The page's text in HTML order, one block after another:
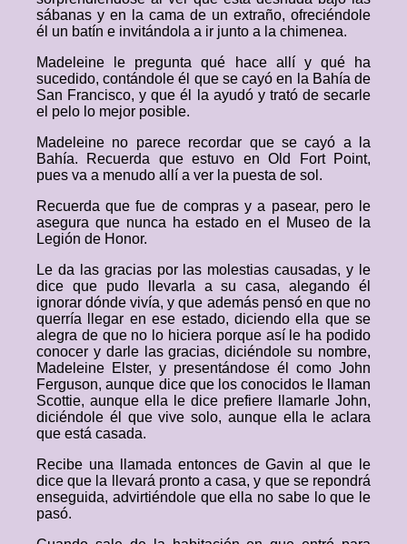
sábanas y en la cama de un extraño, ofreciéndole
él un batín e invitándola a ir junto a la chimenea.
Madeleine le pregunta qué hace allí y qué ha
sucedido, contándole él que se cayó en la Bahía de
San Francisco, y que él la ayudó y trató de secarle
el pelo lo mejor posible.
Madeleine no parece recordar que se cayó a la
Bahía. Recuerda que estuvo en Old Fort Point,
pues va a menudo allí a ver la puesta de sol.
Recuerda que fue de compras y a pasear, pero le
asegura que nunca ha estado en el Museo de la
Legión de Honor.
Le da las gracias por las molestias causadas, y le
dice que pudo llevarla a su casa, alegando él
ignorar dónde vivía, y que además pensó en que no
querría llegar en ese estado, diciendo ella que se
alegra de que no lo hiciera porque así le ha podido
conocer y darle las gracias, diciéndole su nombre,
Madeleine Elster, y presentándose él como John
Ferguson, aunque dice que los conocidos le llaman
Scottie, aunque ella le dice prefiere llamarle John,
diciéndole él que vive solo, aunque ella le aclara
que está casada.
Recibe una llamada entonces de Gavin al que le
dice que la llevará pronto a casa, y que se repondrá
enseguida, advirtiéndole que ella no sabe lo que le
pasó.